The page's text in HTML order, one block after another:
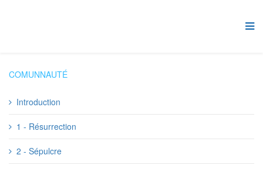
COMUNNAUTÉ
Introduction
1 - Résurrection
2 - Sépulcre